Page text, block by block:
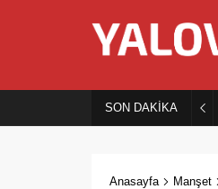
SON DAKİKA
Anasayfa Manşet